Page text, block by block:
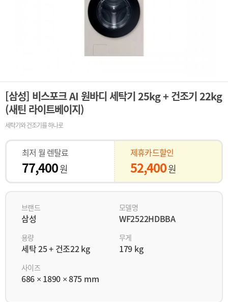
[삼성] 비스포크 AI 원바디 세탁기 25kg + 건조기 22kg
(새틴 라이트베이지)
세탁기와 건조기를 하나로
최저 월 렌탈료
77,400원
제휴카드할인
52,400원
브랜드
삼성
모델명
WF2522HDBBA
용량
세탁 25 + 건조22 kg
무게
179 kg
사이즈
686 × 1890 × 875 mm